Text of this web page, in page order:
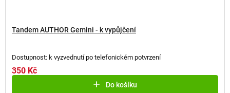
Tandem AUTHOR Gemini - k vypůjčení
Dostupnost: k vyzvednutí po telefonickém potvrzení
350 Kč
Do košíku